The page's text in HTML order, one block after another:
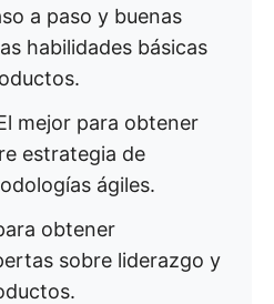
a paso y buenas
habilidades básicas
mejor para obtener
estrategia de
ágiles.
obtener
sobre liderazgo y